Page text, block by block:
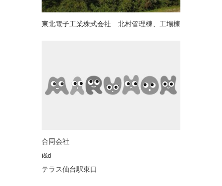
東北電子工業株式会社 北村管理棟、工場棟
合同会社
テラス仙台駅東口